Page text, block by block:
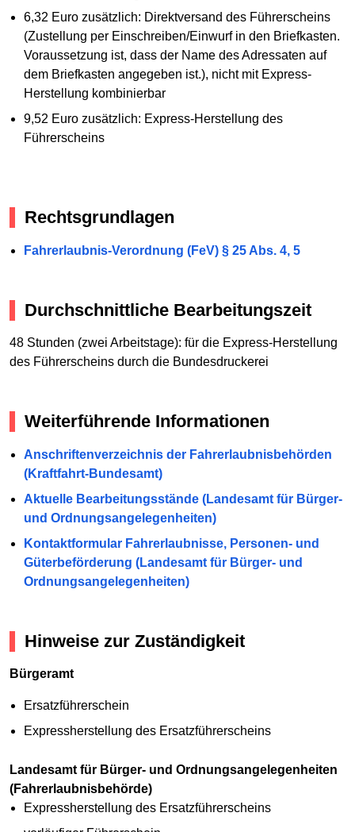
6,32 Euro zusätzlich: Direktversand des Führerscheins
(Zustellung per Einschreiben/Einwurf in den Briefkasten.
Voraussetzung ist, dass der Name des Adressaten auf
dem Briefkasten angegeben ist.), nicht mit Express-
Herstellung kombinierbar
9,52 Euro zusätzlich: Express-Herstellung des
Führerscheins
Rechtsgrundlagen
Fahrerlaubnis-Verordnung (FeV) § 25 Abs. 4, 5
Durchschnittliche Bearbeitungszeit
48 Stunden (zwei Arbeitstage): für die Express-Herstellung
des Führerscheins durch die Bundesdruckerei
Weiterführende Informationen
Anschriftenverzeichnis der Fahrerlaubnisbehörden
(Kraftfahrt-Bundesamt)
Aktuelle Bearbeitungsstände (Landesamt für Bürger-
und Ordnungsangelegenheiten)
Kontaktformular Fahrerlaubnisse, Personen- und
Güterbeförderung (Landesamt für Bürger- und
Ordnungsangelegenheiten)
Hinweise zur Zuständigkeit
Bürgeramt
Ersatzführerschein
Expressherstellung des Ersatzführerscheins
Landesamt für Bürger- und Ordnungsangelegenheiten
(Fahrerlaubnisbehörde)
Expressherstellung des Ersatzführerscheins